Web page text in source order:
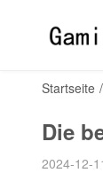
Startseite /
Die
2024-12-